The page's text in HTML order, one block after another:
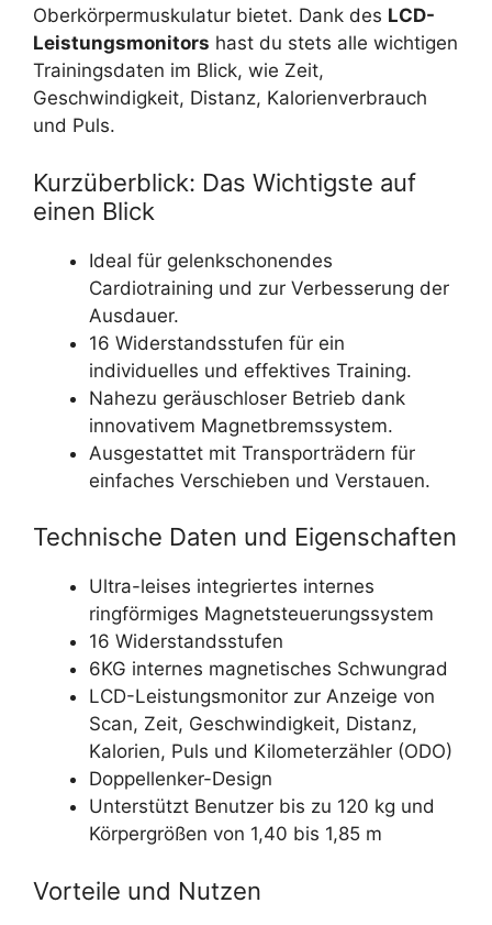
Oberkörpermuskulatur bietet. Dank des LCD-
Leistungsmonitors hast du stets alle wichtigen
Trainingsdaten im Blick, wie Zeit,
Geschwindigkeit, Distanz, Kalorienverbrauch
und Puls.
Kurzüberblick: Das Wichtigste auf
einen Blick
Ideal für gelenkschonendes
Cardiotraining und zur Verbesserung der
Ausdauer.
16 Widerstandsstufen für ein
individuelles und effektives Training.
Nahezu geräuschloser Betrieb dank
innovativem Magnetbremssystem.
Ausgestattet mit Transporträdern für
einfaches Verschieben und Verstauen.
Technische Daten und Eigenschaften
Ultra-leises integriertes internes
ringförmiges Magnetsteuerungssystem
16 Widerstandsstufen
6KG internes magnetisches Schwungrad
LCD-Leistungsmonitor zur Anzeige von
Scan, Zeit, Geschwindigkeit, Distanz,
Kalorien, Puls und Kilometerzähler (ODO)
Doppellenker-Design
Unterstützt Benutzer bis zu 120 kg und
Körpergrößen von 1,40 bis 1,85 m
Vorteile und Nutzen